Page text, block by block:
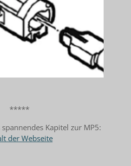
*****
Kapitel zur MP5:
der Webseite